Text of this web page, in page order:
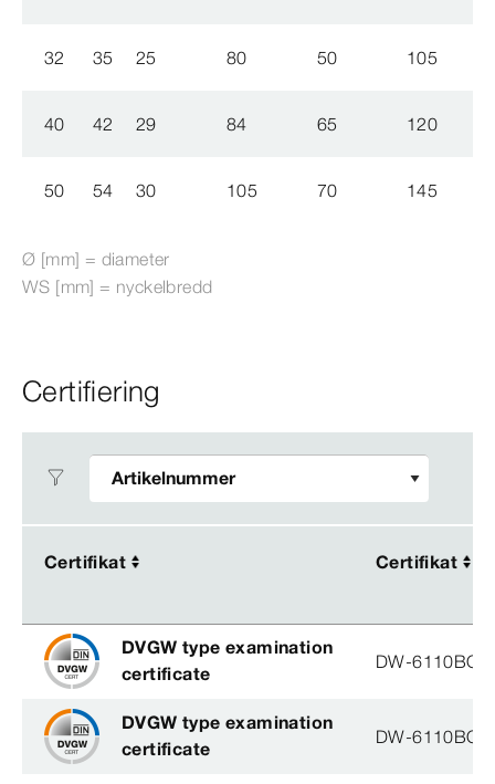
32 35 25 80 50 105
40 42 29 84 65 120
50 54 30 105 70 145
Ø [mm] = diameter
WS [mm] = nyckelbredd
Certifiering
Certifikat Certifikat
Certifikat Certifikat
DVGW type examination
certificate
DW-
DVGW type examination
certificate
DW-